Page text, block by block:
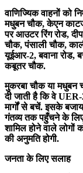
वाणिज्यिक वाहनों को
मधुबन चौक, केएन काटजू
पर आउटर रिंग रोड,
चौक, पंसाली चौक,
यूईआर-2, बवाना रोड,
कबूतर चौक.
मुकरबा चौक या मधुबन
दी जाती है कि वे
मार्गों से बचें. इसके
गंतव्य तक पहुँचने के लिए
शामिल होने वाले लोगों
की अनुमति होगी.
जनता के लिए सलाह